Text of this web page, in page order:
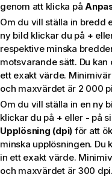
genom att klicka på
Om du vill ställa in bredd
ny bild klickar du på +
respektive minska
motsvarande sätt. Du kan
ett exakt värde.
och maxvärdet är 2 000
Om du vill ställa in en ny
klickar du på + eller - på
Upplösning (dpi) för att
minska upplösningen. Du
in ett exakt värde.
och maxvärdet är 300 dpi.